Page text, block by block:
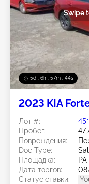
5d : 6h : 57m : 41s
Swipe
2023 KIA
Лот #:
Пробег:
Повреждения:
Doc Type:
Площадка:
Дата торгов:
Статус ставки: